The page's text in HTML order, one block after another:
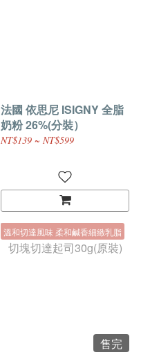
法國 依思尼 ISIGNY 全脂
奶粉 26%(分裝）
NT$139 ~ NT$599
溫和切達風味 柔和鹹香細緻乳脂
售完